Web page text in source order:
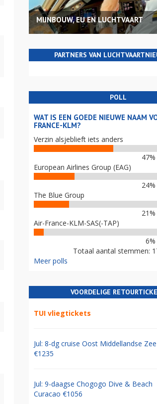
MIJNBOUW, EU EN LUCHTVAART
PARTNERS VAN
POLL
WAT IS EEN GOEDE NIEUWE NAAM
FRANCE-KLM?
Verzin alsjeblieft iets anders
European Airlines Group (EAG)
The Blue Group
Air-France-KLM-SAS(-TAP)
Totaal aantal stemmen:
Meer polls
VOORDELIGE
TUI vliegtickets
Jul: 8-dg cruise Oost Middellandse Zee
€1235
Jul: 9-daagse Chogogo Dive & Beach
Curacao €1056